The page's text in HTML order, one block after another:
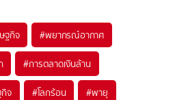
ฐกิจ #พยากรณ์อากาศ
#การตลาดเงินล้าน
กิจ #โลกร้อน #พายุ